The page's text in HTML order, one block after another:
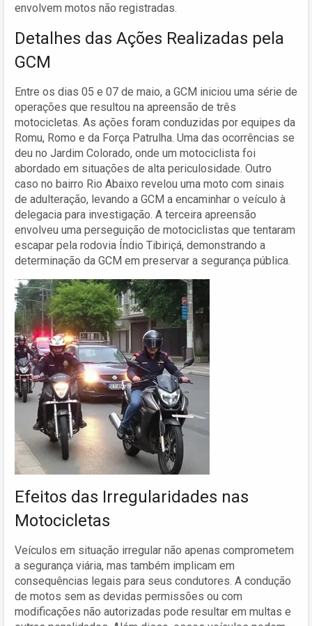
envolvem motos não registradas.
Detalhes das Ações Realizadas pela
GCM
Entre os dias 05 e 07 de maio, a GCM iniciou uma série de
operações que resultou na apreensão de três
motocicletas. As ações foram conduzidas por equipes da
Romu, Romo e da Força Patrulha. Uma das ocorrências se
deu no Jardim Colorado, onde um motociclista foi
abordado em situações de alta periculosidade. Outro
caso no bairro Rio Abaixo revelou uma moto com sinais
de adulteração, levando a GCM a encaminhar o veículo à
delegacia para investigação. A terceira apreensão
envolveu uma perseguição de motociclistas que tentaram
escapar pela rodovia Índio Tibiriçá, demonstrando a
determinação da GCM em preservar a segurança pública.
Efeitos das Irregularidades nas
Motocicletas
Veículos em situação irregular não apenas comprometem
a segurança viária, mas também implicam em
consequências legais para seus condutores. A condução
de motos sem as devidas permissões ou com
modificações não autorizadas pode resultar em multas e